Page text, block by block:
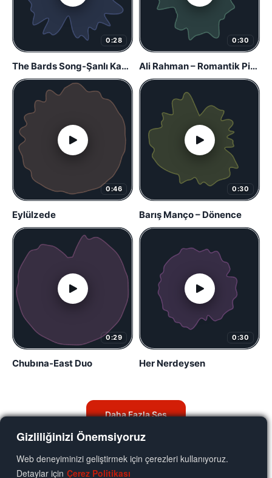
Gizliliğinizi Önemsiyoruz
Web deneyiminizi geliştirmek için çerezleri kullanıyoruz.
Detaylar için Çerez Politikası
0:28
The Bards Song-Şanlı Kanarya
0:30
Ali Rahman – Romantik Piyano
0:46
Eylülzede
0:30
Barış Manço – Dönence
0:29
Chubına-East Duo
0:30
Her Nerdeysen
Daha Fazla Ses